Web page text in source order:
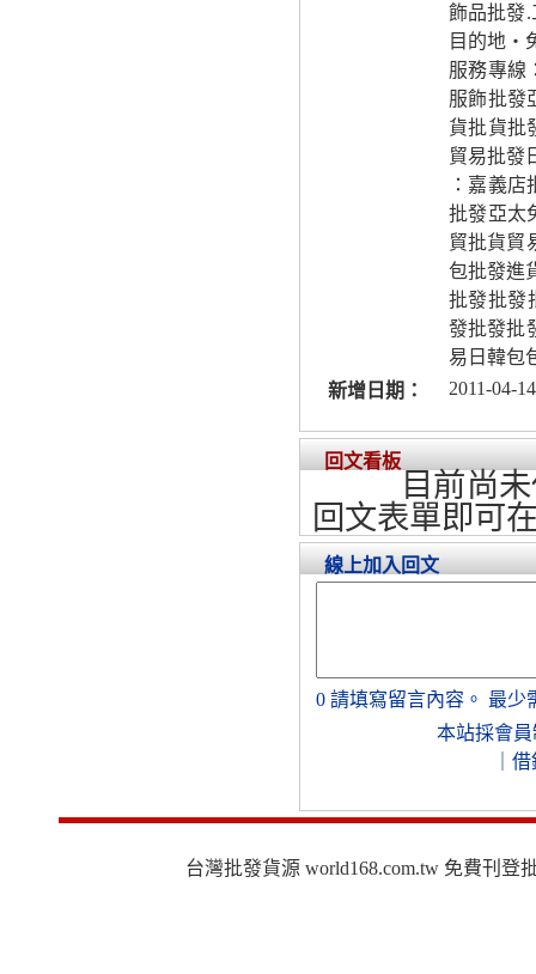
飾品批發
目的地‧
服務專線
服飾批發
貨批貨批
貿易批發
：嘉義
批發亞太
貿批貨貿
包批發進
批發批發
發批發批
易日韓包
新增日期：
2011-04-
回文看板
目前尚
回文表單即可
線上加入回文
0 請填寫留言內容。 最少
本站採會員
借
台灣批發貨源 world168.com.tw 免費刊登